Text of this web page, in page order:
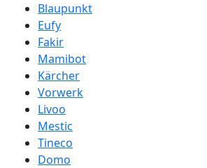
Blaupunkt
Eufy
Fakir
Mamibot
Kärcher
Vorwerk
Livoo
Mestic
Tineco
Domo